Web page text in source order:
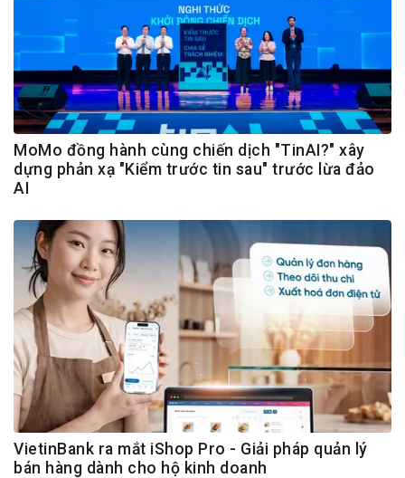
MoMo đồng hành cùng chiến dịch "TinAI?" xây
dựng phản xạ "Kiểm trước tin sau" trước lừa đảo
AI
VietinBank ra mắt iShop Pro - Giải pháp quản lý
bán hàng dành cho hộ kinh doanh